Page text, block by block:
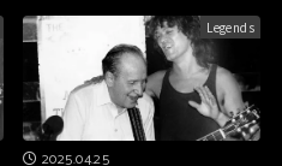
Legends
2025.04.25